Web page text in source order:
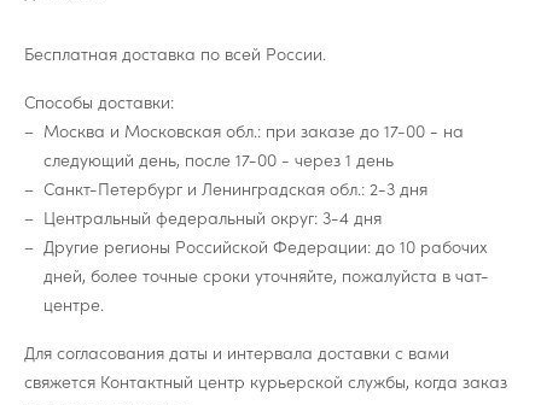
Бесплатная доставка по всей России.
Способы доставки:
Москва и Московская обл.: при заказе до 17-00 - на
следующий день, после 17-00 - через 1 день
Санкт-Петербург и Ленинградская обл.: 2-3 дня
Центральный федеральный округ: 3-4 дня
Другие регионы Российской Федерации: до 10 рабочих
дней, более точные сроки уточняйте, пожалуйста в чат-
центре.
Для согласования даты и интервала доставки с вами
свяжется Контактный центр курьерской службы, когда заказ